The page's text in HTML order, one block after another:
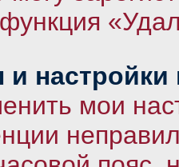
настройки
мои